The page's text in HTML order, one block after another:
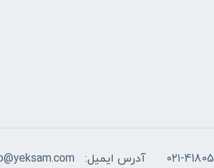
۰۲۱-41805 آدرس ایمیل: